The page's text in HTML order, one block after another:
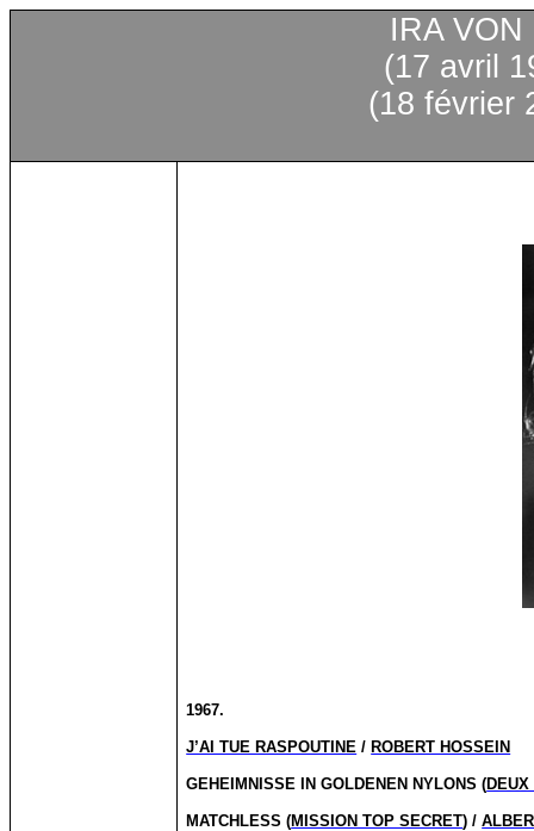
IRA
(17 avril
(18 février
1967.
J’AI TUE RASPOUTINE / ROBERT HOSSEIN
GEHEIMNISSE IN GOLDENEN NYLONS (
MATCHLESS (MISSION TOP SECRET) /